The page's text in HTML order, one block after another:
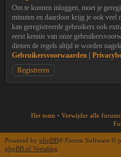
Om te kunnen inloggen, moet je
minuten en daardoor krijg je ook veel
kan geregistreerde gebruikers ook
eerst kennis van onze
dienen de regels altijd te worden
Gebruikersvoorwaarden
Registreren
Het team • Verwijder alle
Powered by phpBB® Forum Software ©
phpBB.nl Vertaling